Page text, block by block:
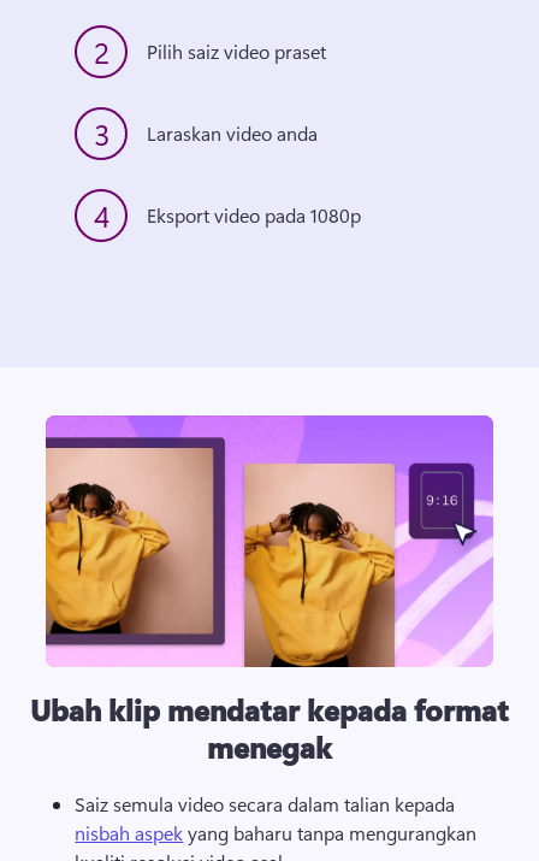
2 Pilih saiz video praset
3 Laraskan video anda
4 Eksport video pada 1080p
Ubah klip mendatar kepada format
menegak
Saiz semula video secara dalam talian kepada
nisbah aspek yang baharu tanpa mengurangkan